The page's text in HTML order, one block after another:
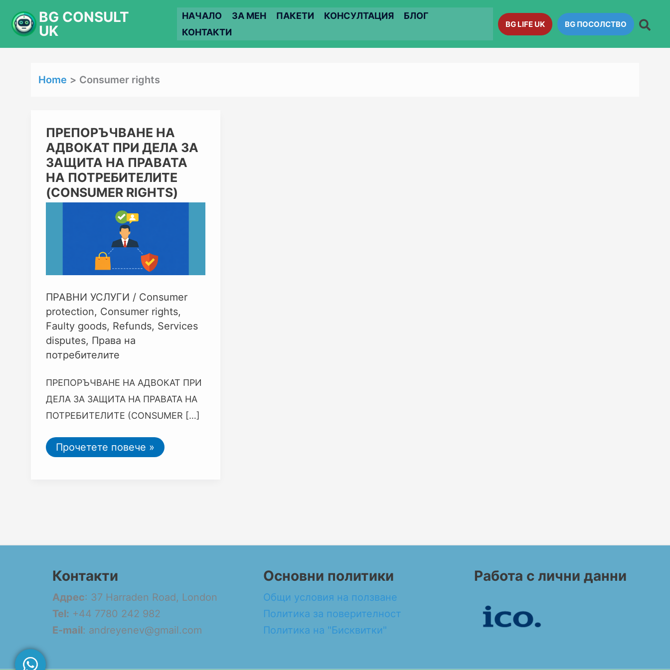
content
BG CONSULT
UK
НАЧАЛО ЗА МЕН ПАКЕТИ КОНСУЛТАЦИЯ
БЛОГ
КОНТАКТИ
BG LIFE UK BG ПОСОЛСТВО
Home Consumer rights
ПРЕПОРЪЧВАНЕ НА
АДВОКАТ ПРИ ДЕЛА ЗА
ЗАЩИТА НА ПРАВАТА
НА ПОТРЕБИТЕЛИТЕ
(CONSUMER RIGHTS)
ПРАВНИ УСЛУГИ / Consumer
protection, Consumer rights,
Faulty goods, Refunds, Services
disputes, Права на
потребителите
ПРЕПОРЪЧВАНЕ НА АДВОКАТ ПРИ
ДЕЛА ЗА ЗАЩИТА НА ПРАВАТА НА
ПОТРЕБИТЕЛИТЕ (CONSUMER […]
ПРЕПОРЪЧВАНЕ
НА
АДВОКАТ
ПРИ
ДЕЛА
ЗА
ЗАЩИТА
НА
ПОТРЕБИТЕЛИТЕ
(CONSUMER
Прочетете повече »
Контакти
Адрес: 37 Harraden Road, London
Tel: +44 7780 242 982
E-mail: andreyenev@gmail.com
Основни политики
Общи условия на ползване
Политика за поверителност
Политика на "Бисквитки"
Работа с лични данни